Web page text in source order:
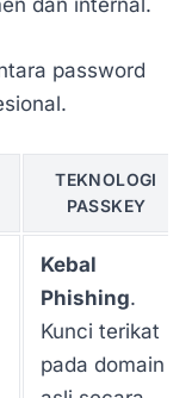
password
TEKNOLOGI
PASSKEY
Kebal
Phishing.
Kunci terikat
pada domain